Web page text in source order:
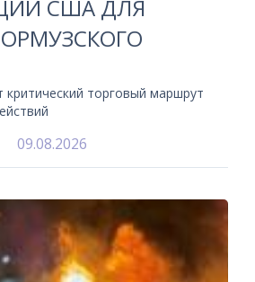
США ДЛЯ
торговый маршрут
09.08.2026